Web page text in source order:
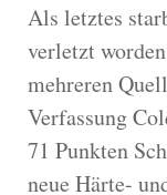
Als letztes
verletzt
mehreren
Verfassung
71 Punkten
neue Härte-